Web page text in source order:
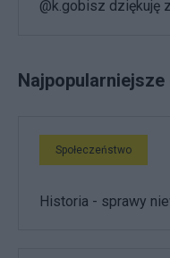
@k.gobisz dziękuję
Społeczeństwo
Historia - sprawy